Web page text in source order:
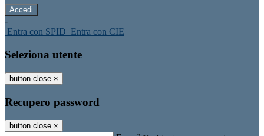
-
Entra con SPID Entra con CIE
Seleziona utente
button close ×
Recupero password
button close ×